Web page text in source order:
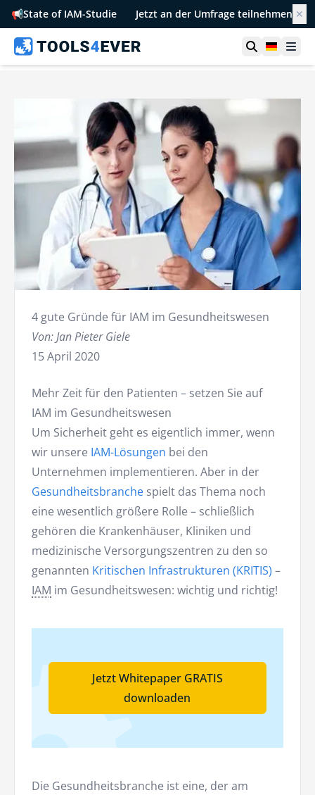
📢State of IAM-Studie Jetzt an der Umfrage teilnehmen ✕
Suche
4 gute Gründe für IAM im Gesundheitswesen
Von: Jan Pieter Giele
15 April 2020
Mehr Zeit für den Patienten – setzen Sie auf
IAM im Gesundheitswesen
Um Sicherheit geht es eigentlich immer, wenn
wir unsere IAM-Lösungen bei den
Unternehmen implementieren. Aber in der
Gesundheitsbranche spielt das Thema noch
eine wesentlich größere Rolle – schließlich
gehören die Krankenhäuser, Kliniken und
medizinische Versorgungszentren zu den so
genannten Kritischen Infrastrukturen (KRITIS) –
IAM im Gesundheitswesen: wichtig und richtig!
Jetzt Whitepaper GRATIS
downloaden
Die Gesundheitsbranche ist eine, der am